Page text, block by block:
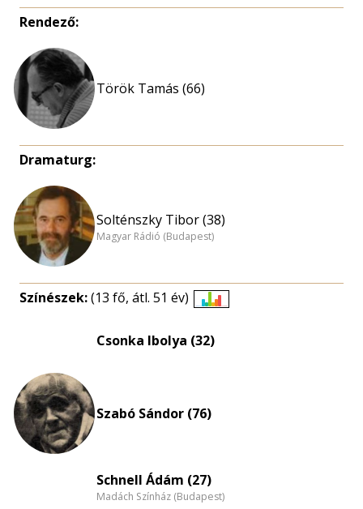
Rendező:
Török Tamás (66)
Dramaturg:
Solténszky Tibor (38)
Magyar Rádió (Budapest)
Színészek:(13 fő, átl. 51 év)
Életkori
eloszlás
nagyítása
Csonka Ibolya (32)
Szabó Sándor (76)
Schnell Ádám (27)
Madách Színház (Budapest)